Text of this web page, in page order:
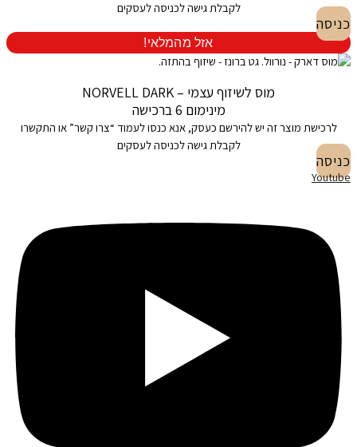
לקבלת גישה לכניסה לעסקים
כניסה
אזל מהמלאי!
מוס לשיזוף עצמי – NORVELL DARK
מינימום 6 ברכישה
לרכישת מוצר זה יש להירשם כעסק, אנא כנסו לעמוד “צרו קשר” או התקשרו
לקבלת גישה לכניסה לעסקים
כניסה
Youtube